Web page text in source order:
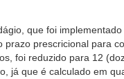
que foi
prescricional para
foi reduzido para 12
já que é calculado em